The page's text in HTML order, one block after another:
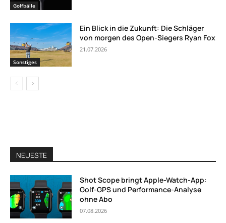
Golfbälle
Sonstiges
Ein Blick in die Zukunft: Die Schläger
von morgen des Open-Siegers Ryan Fox
21.07.2026
NEUESTE
Shot Scope bringt Apple-Watch-App:
Golf-GPS und Performance-Analyse
ohne Abo
07.08.2026